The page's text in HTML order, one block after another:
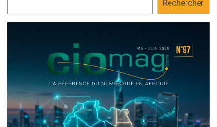
Rechercher